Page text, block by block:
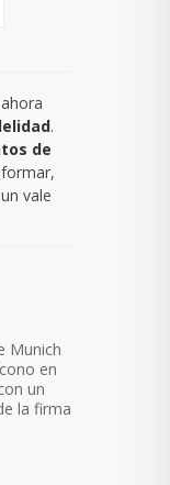
.
de
vale
Munich
en
un
la firma